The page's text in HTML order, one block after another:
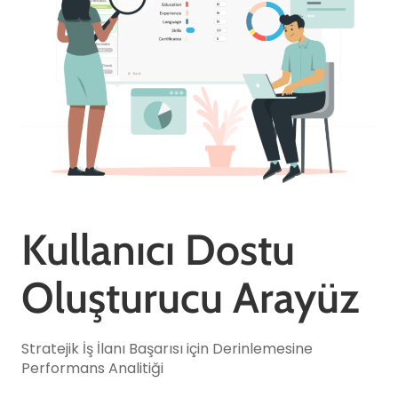
Kullanıcı Dostu
Oluşturucu Arayüz
Stratejik İş İlanı Başarısı için Derinlemesine
Performans Analitiği